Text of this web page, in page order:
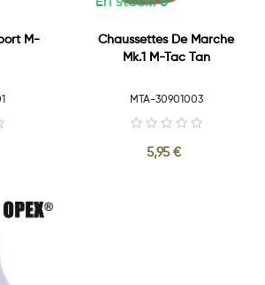
M-
Chaussettes De Marche
Mk.1 M-Tac Tan
MTA-30901003
5,95 €